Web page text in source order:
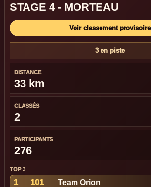
STAGE 4 - MORTEAU
Voir classement provisoire
3 en piste
DISTANCE
33 km
CLASSÉS
2
PARTICIPANTS
276
TOP 3
1 101 Team Orion